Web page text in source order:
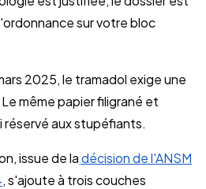
sur votre bloc
2025, le tramadol exige une
même papier filigrané et
aux stupéfiants.
issue de ladécision de l'ANSM
, s'ajoute à trois couches